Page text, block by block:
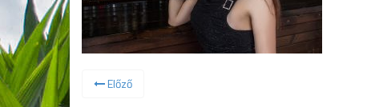
Előző